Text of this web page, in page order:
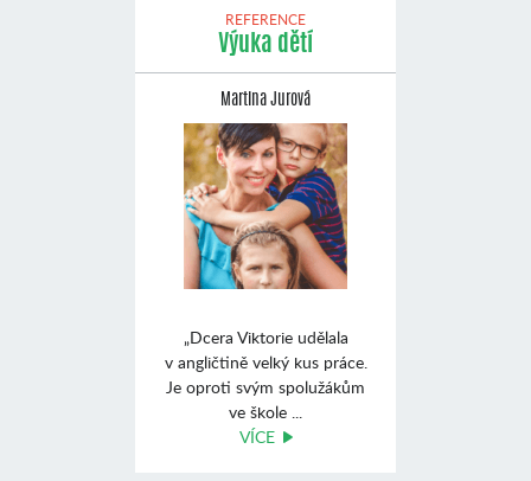
REFERENCE
Výuka dětí
Martina Jurová
„Dcera Viktorie udělala
v angličtině velký kus práce.
Je oproti svým spolužákům
ve škole ...
VÍCE